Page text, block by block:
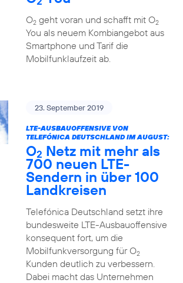
O2geht voran und schafft mit O2
You als neuem Kombiangebot aus
Smartphone und Tarif die
Mobilfunklaufzeit ab.
23. September 2019
LTE-AUSBAUOFFENSIVE VON
TELEFÓNICA DEUTSCHLAND IM AUGUST:
O2 Netz mit mehr als
700 neuen LTE-
Sendern in über 100
Landkreisen
Telefónica Deutschland setzt ihre
bundesweite LTE-Ausbauoffensive
konsequent fort, um die
Mobilfunkversorgung für O2
Kunden deutlich zu verbessern.
Dabei macht das Unternehmen